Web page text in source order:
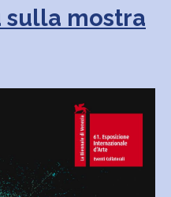
sulla mostra